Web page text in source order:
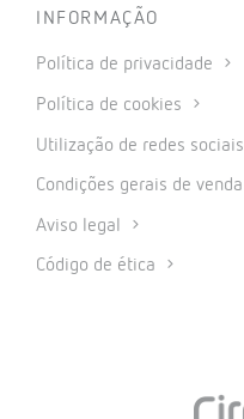
INFORMAÇÃO
Política de privacidade
Política de cookies
Utilização de redes sociais
Condições gerais de venda
Aviso legal
Código de ética